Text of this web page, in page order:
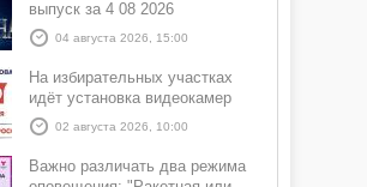
выпуск за 4 08 2026
04 августа 2026, 15:00
На избирательных участках
идёт установка видеокамер
02 августа 2026, 10:00
Важно различать два режима